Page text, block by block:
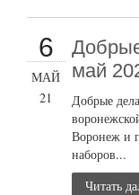
6
МАЙ
21
май
Добрые
Воронеж и
наборов...
Читать